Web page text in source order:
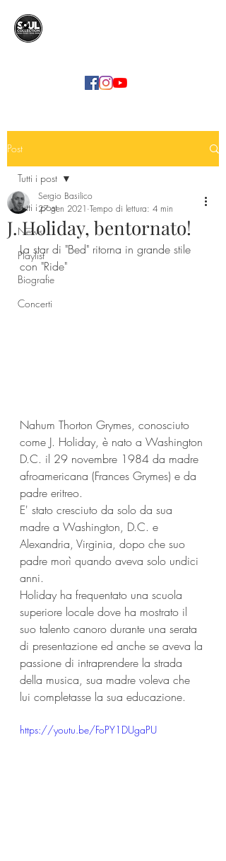
Post
Tutti i post
News
Playlist
Biografie
Concerti
Tutti i post
J. Holiday, bentornato!
Sergio Basilico
27 gen 2021 Tempo di lettura: 4 min
La star di "Bed" ritorna in grande stile
con "Ride"
Nahum Thorton Grymes, conosciuto
come J. Holiday, è nato a Washington
D.C. il 29 novembre 1984 da madre
afroamericana (Frances Grymes) e da
padre eritreo.
E' stato cresciuto da solo da sua
madre a Washington, D.C. e
Alexandria, Virginia, dopo che suo
padre morì quando aveva solo undici
anni.
Holiday ha frequentato una scuola
superiore locale dove ha mostrato il
suo talento canoro durante una serata
di presentazione ed anche se aveva la
passione di intraprendere la strada
della musica, sua madre voleva che
lui completasse la sua educazione.
https://youtu.be/FoPY1DUgaPU